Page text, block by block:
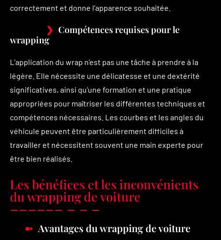
correctement et donne l’apparence souhaitée.
Compétences requises pour le
wrapping
L’application du wrap n’est pas une tâche à prendre à la
légère. Elle nécessite une délicatesse et une dextérité
significatives, ainsi qu’une formation et une pratique
appropriées pour maîtriser les différentes techniques et
compétences nécessaires. Les courbes et les angles du
véhicule peuvent être particulièrement difficiles à
travailler et nécessitent souvent une main experte pour
être bien réalisés.
Les bénéfices et les inconvénients
du wrapping de voiture
Avantages du wrapping de voiture